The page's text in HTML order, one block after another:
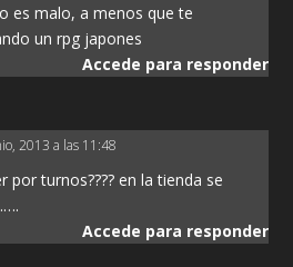
es malo, a menos que te
un rpg japones
Accede para responder
2013 a las 11:48
por turnos???? en la tienda se
Accede para responder